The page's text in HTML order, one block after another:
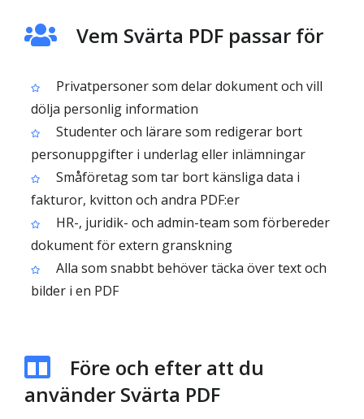
Vem Svärta PDF passar för
Privatpersoner som delar dokument och vill
dölja personlig information
Studenter och lärare som redigerar bort
personuppgifter i underlag eller inlämningar
Småföretag som tar bort känsliga data i
fakturor, kvitton och andra PDF:er
HR-, juridik- och admin-team som förbereder
dokument för extern granskning
Alla som snabbt behöver täcka över text och
bilder i en PDF
Före och efter att du
använder Svärta PDF